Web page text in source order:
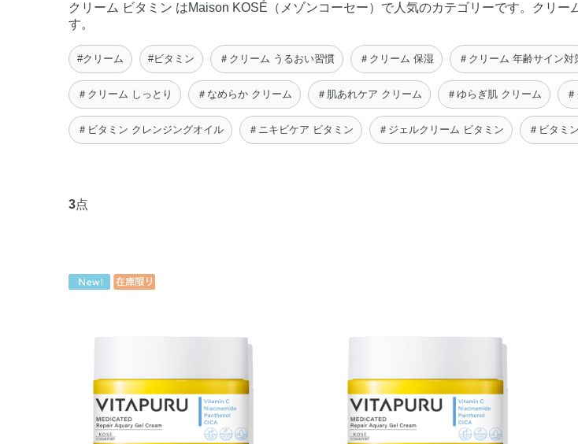
クリーム ビタミン はMaison KOSÉ（メゾンコーセー）で人気のカテゴリーです。クリ
す。
#クリーム #ビタミン ＃クリーム うるおい習慣 ＃クリーム 保湿 ＃クリーム 年齢サイン対
＃クリーム しっとり ＃なめらか クリーム ＃肌あれケア クリーム ＃ゆらぎ肌 クリーム
＃ビタミン クレンジングオイル ＃ニキビケア ビタミン ＃ジェルクリーム ビタミン ＃ビタミ
3点